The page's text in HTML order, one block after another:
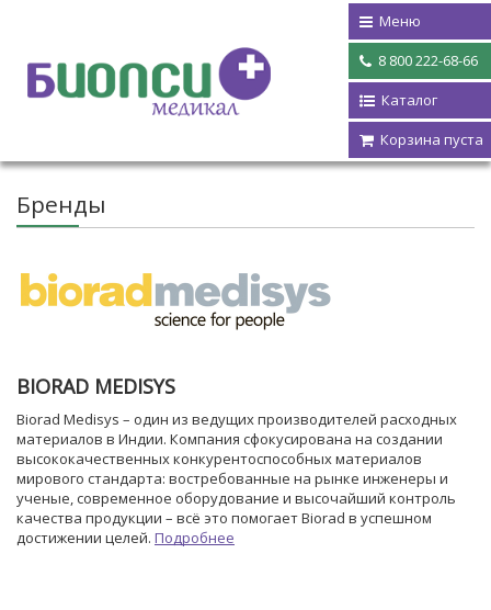
Меню
8 800 222-68-66
Каталог
Корзина пуста
Бренды
BIORAD MEDISYS
Biorad Medisys – один из ведущих производителей расходных
материалов в Индии. Компания сфокусирована на создании
высококачественных конкурентоспособных материалов
мирового стандарта: востребованные на рынке инженеры и
ученые, современное оборудование и высочайший контроль
качества продукции – всё это помогает Biorad в успешном
достижении целей. Подробнее